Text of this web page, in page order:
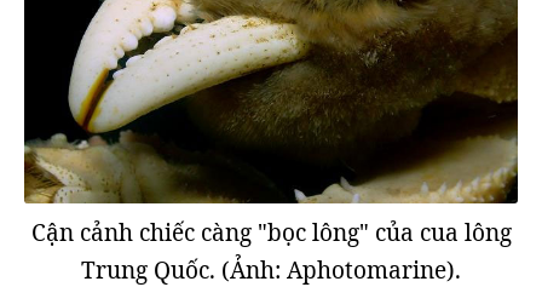
Cận cảnh chiếc càng "bọc lông" của cua lông
Trung Quốc. (Ảnh: Aphotomarine).